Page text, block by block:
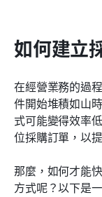
如何建立
在經營業務的過
件開始堆積如山
式可能變得效率
位採購訂單，以
那麼，如何才能
方式呢？以下是